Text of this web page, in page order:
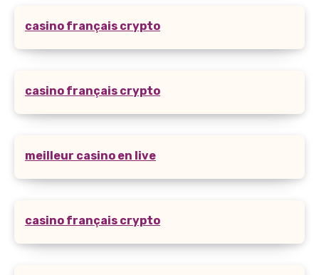
casino français crypto
casino français crypto
meilleur casino en live
casino français crypto